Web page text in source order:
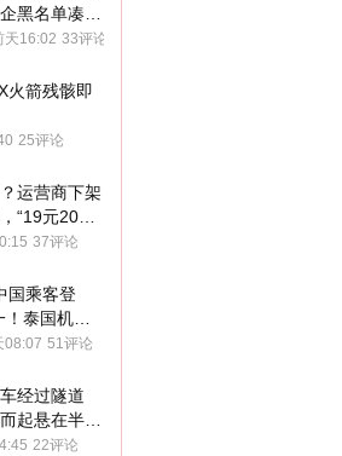
黑名单凑到
最坏打算
天16:02 33评论
火箭残骸即
25评论
运营商下架
“19元200
37评论
国乘客登
泰国机场
08:07 51评论
经过隧道
起悬在半
已送医，正
22评论